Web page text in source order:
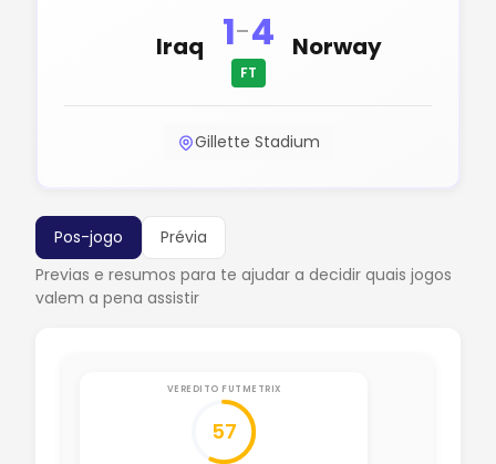
Iraq 1-4
FT
Norway
Gillette Stadium
Pos-jogo
Prévia
Previas e resumos para te ajudar a decidir quais jogos
valem a pena assistir
VEREDITO FUTMETRIX
57